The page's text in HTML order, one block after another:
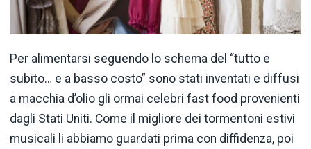
Per alimentarsi seguendo lo schema del “tutto e
subito… e a basso costo” sono stati inventati e diffusi
a macchia d’olio gli ormai celebri fast food provenienti
dagli Stati Uniti. Come il migliore dei tormentoni estivi
musicali li abbiamo guardati prima con diffidenza, poi